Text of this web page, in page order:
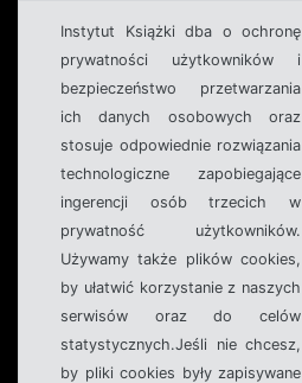
Instytut Książki dba o ochronę
prywatności użytkowników i
bezpieczeństwo przetwarzania
ich danych osobowych oraz
stosuje odpowiednie rozwiązania
technologiczne zapobiegające
ingerencji osób trzecich w
prywatność użytkowników.
Używamy także plików cookies,
by ułatwić korzystanie z naszych
serwisów oraz do celów
statystycznych.Jeśli nie chcesz,
by pliki cookies były zapisywane